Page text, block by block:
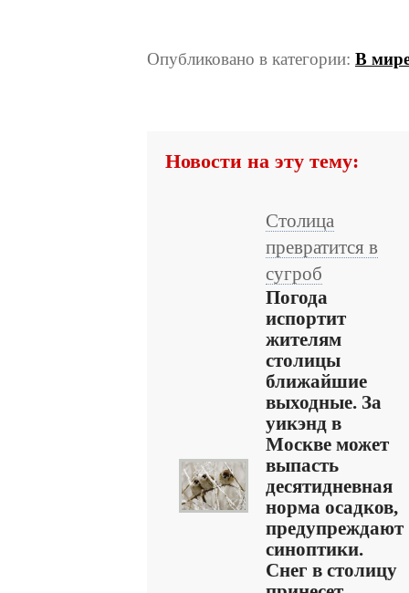
Опубликовано в категории: В
Новости на эту тему:
Столица
превратится в
сугроб
Погода
испортит
жителям
столицы
ближайшие
выходные. За
уикэнд в
Москве может
выпасть
десятидневная
норма осадков,
предупреждают
синоптики.
Снег в столицу